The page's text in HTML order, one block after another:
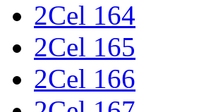
2Cel 164
2Cel 165
2Cel 166